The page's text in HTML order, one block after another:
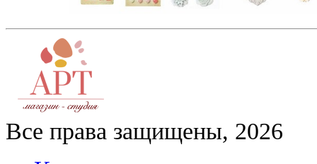
Все права защищены, 2026